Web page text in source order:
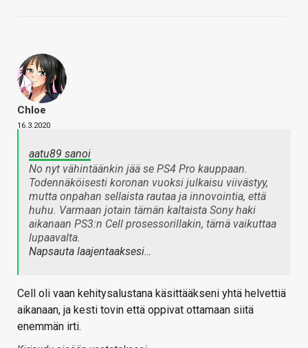
Chloe
16.3.2020
aatu89 sanoi
No nyt vähintäänkin jää se PS4 Pro kauppaan.
Todennäköisesti koronan vuoksi julkaisu viivästyy,
mutta onpahan sellaista rautaa ja innovointia, että
huhu. Varmaan jotain tämän kaltaista Sony haki
aikanaan PS3:n Cell prosessorillakin, tämä vaikuttaa
lupaavalta.
Napsauta laajentaaksesi…
Cell oli vaan kehitysalustana käsittääkseni yhtä helvettiä
aikanaan, ja kesti tovin että oppivat ottamaan siitä
enemmän irti.